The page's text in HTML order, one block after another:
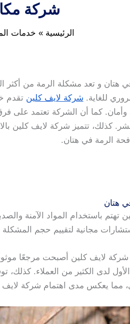
شركة
الرئيسية خدمات
هتان و تعد مشكلة الرمة من أكثر
للغاية. شركة لايف كلين تقدم
وأمان. كما أن الشركة تعتمد
كذلك، تتميز شركة لايف كلين
الرمة في هتان.
هتان
باستخدام المواد الآمنة
مجانية لتقييم حجم
شركة لايف كلين أصبحت مرجعًا
لدى الكثير من العملاء. كذلك،
مما يعكس مدى اهتمام شركة لايف